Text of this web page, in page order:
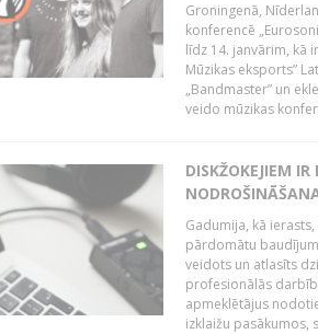
Groningenā,
konferencē
līdz 14. janvārim, kā
Mūzikas eksports”
„Bandmaster” un
veido mūzikas
DISKŽOKEJIEM
Gadumija, kā
pārdomātu
veidots un atlasīts
profesionālās
apmeklētājus
izklaižu pasākumos,